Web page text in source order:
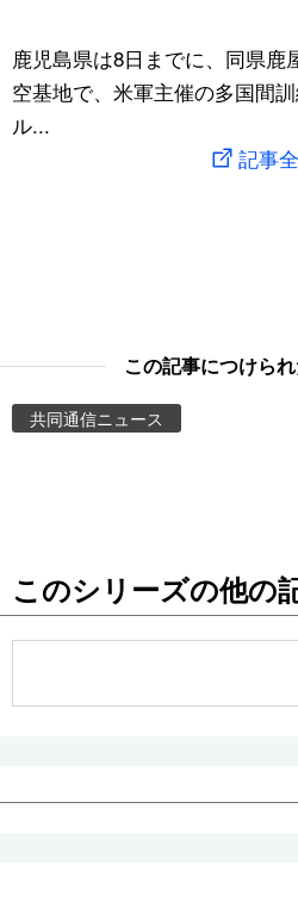
文化
動画/Live
People
スポーツ・東京2020
鹿児島県は8日までに、同県鹿
空基地で、米軍主催の多国間
ル...
記事
この記事につけら
共同通信ニュース
このシリーズの他の